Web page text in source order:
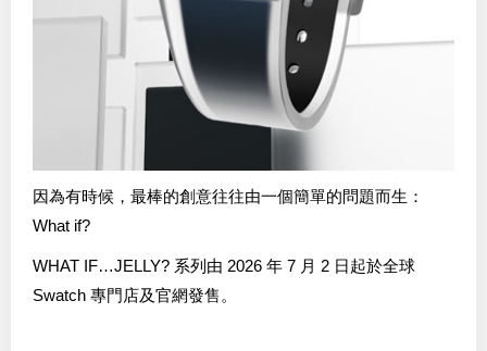
因為有時候，最棒的創意往往由一個簡單的問題而生：
What if?
WHAT IF…JELLY? 系列由 2026 年 7 月 2 日起於全球
Swatch 專門店及官網發售。